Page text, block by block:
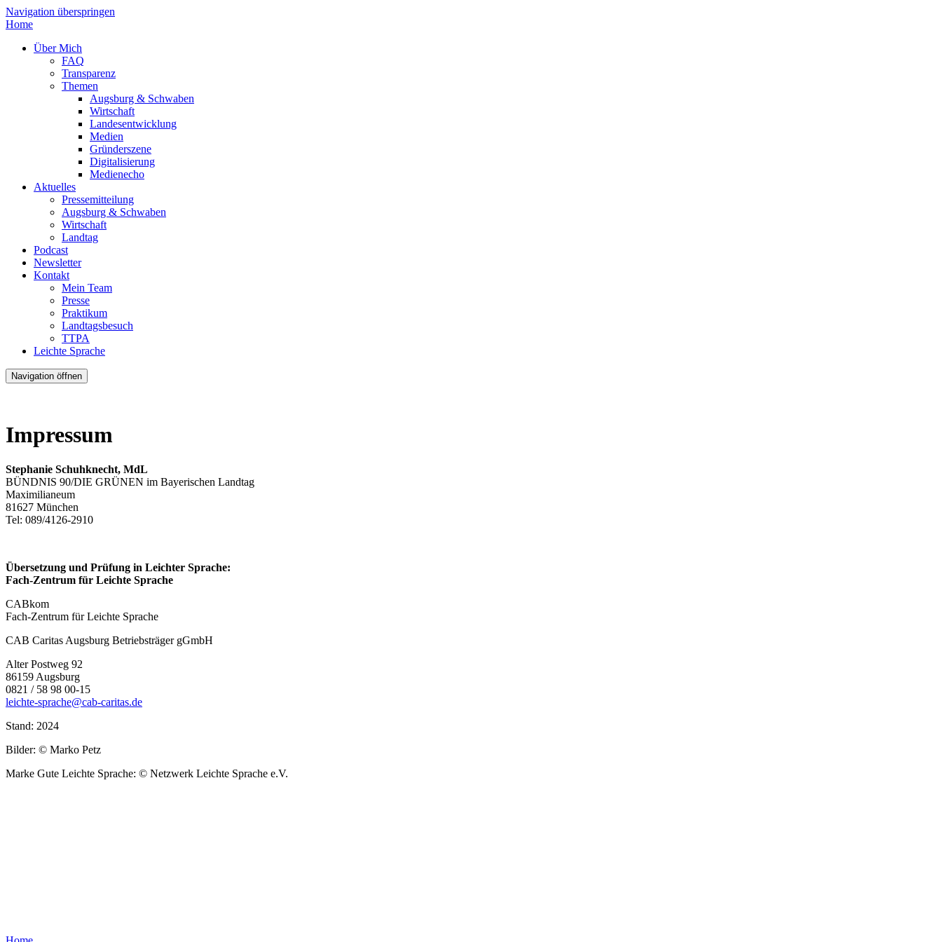
Navigation überspringen
Home
Über Mich
FAQ
Transparenz
Themen
Augsburg & Schwaben
Wirtschaft
Landesentwicklung
Medien
Gründerszene
Digitalisierung
Medienecho
Aktuelles
Pressemitteilung
Augsburg & Schwaben
Wirtschaft
Landtag
Podcast
Newsletter
Kontakt
Mein Team
Presse
Praktikum
Landtagsbesuch
TTPA
Leichte Sprache
Navigation öffnen
Impressum
Stephanie Schuhknecht, MdL
BÜNDNIS 90/DIE GRÜNEN im Bayerischen Landtag
Maximilianeum
81627 München
Tel: 089/4126-2910
Übersetzung und Prüfung in Leichter Sprache:
Fach-Zentrum für Leichte Sprache
CABkom
Fach-Zentrum für Leichte Sprache
CAB Caritas Augsburg Betriebsträger gGmbH
Alter Postweg 92
86159 Augsburg
0821 / 58 98 00-15
leichte-sprache@cab-caritas.de
Stand: 2024
Bilder: © Marko Petz
Marke Gute Leichte Sprache: © Netzwerk Leichte Sprache e.V.